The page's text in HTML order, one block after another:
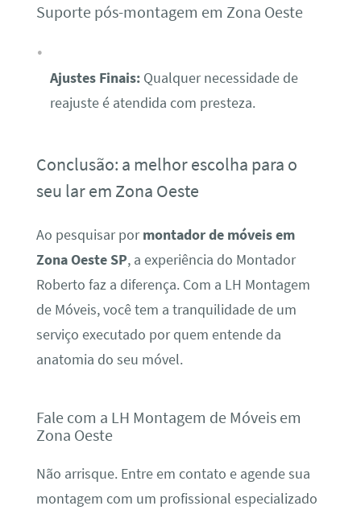
Suporte pós-montagem em Zona Oeste
Ajustes Finais:Qualquer necessidade de
reajuste é atendida com presteza.
Conclusão: a melhor escolha para o
seu lar em Zona Oeste
Ao pesquisar pormontador de móveis em
Zona Oeste SP, a experiência do Montador
Roberto faz a diferença. Com a LH Montagem
de Móveis, você tem a tranquilidade de um
serviço executado por quem entende da
anatomia do seu móvel.
Fale com a LH Montagem de Móveis em
Zona Oeste
Não arrisque. Entre em contato e agende sua
montagem com um profissional especializado